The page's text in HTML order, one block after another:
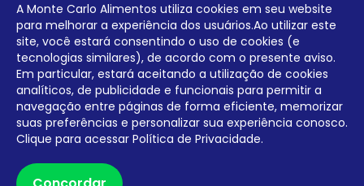
Siga a Monte Carlo Alimentos nas redes sociais!
INTERFRIOS COMÉRCIO DE FRIOS E LATICÍNIOS EIRELI CNPJ:
00.140.150/0001-09 INSCRIÇÃO ESTADUAL: 112.576.117.113
A Monte Carlo Alimentos utiliza cookies em seu website
para melhorar a experiência dos usuários.Ao utilizar este
site, você estará consentindo o uso de cookies (e
tecnologias similares), de acordo com o presente aviso.
Em particular, estará aceitando a utilização de cookies
analíticos, de publicidade e funcionais para permitir a
navegação entre páginas de forma eficiente, memorizar
suas preferências e personalizar sua experiência conosco.
Clique para acessar Política de Privacidade.